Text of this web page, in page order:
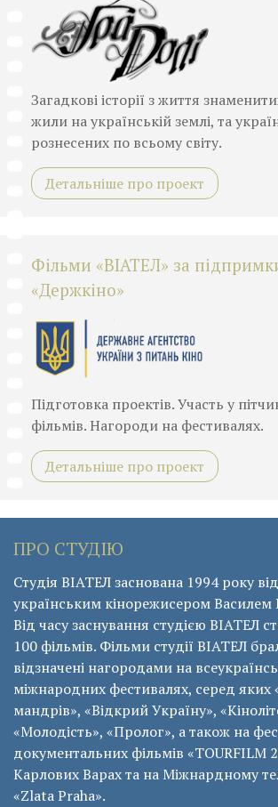
Загадкові історії з життя
жили на українській землі, та
рознесених по всьому світу.
Детальніше про проект
Фільми «ВІАТЕЛ» за
«Держкіно»
Підготовка проектів. Участь у
фільмів. Нагороди на фестивалях.
Детальніше про проект
ПРО СТУДІЮ
Студія ВІАТЕЛ заснована 1994 року
українським кінорежисером Василем
Від часу заснування студією ВІАТЕЛ
100 фільмів. Фільми студії ВІАТЕЛ
відзначені нагородами на
міжнародних фестивалях, серед яких
мандрів», «Відкрий Україну»,
«Молодість», «Пролог», а також на
документальних фільмів «ТОURFILM
Карлових Варах та на Міжнардному
«Zlata Praha».